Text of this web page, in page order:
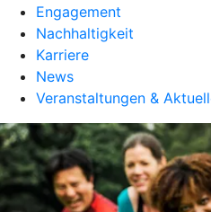
Engagement
Nachhaltigkeit
Karriere
News
Veranstaltungen &